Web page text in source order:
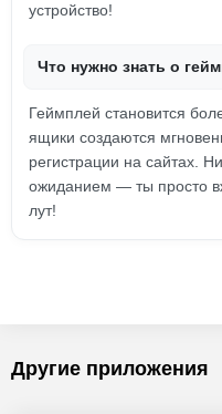
устройство!
Что нужно знать о
Геймплей становится
ящики создаются
регистрации на сайтах.
ожиданием — ты просто
лут!
Другие приложения